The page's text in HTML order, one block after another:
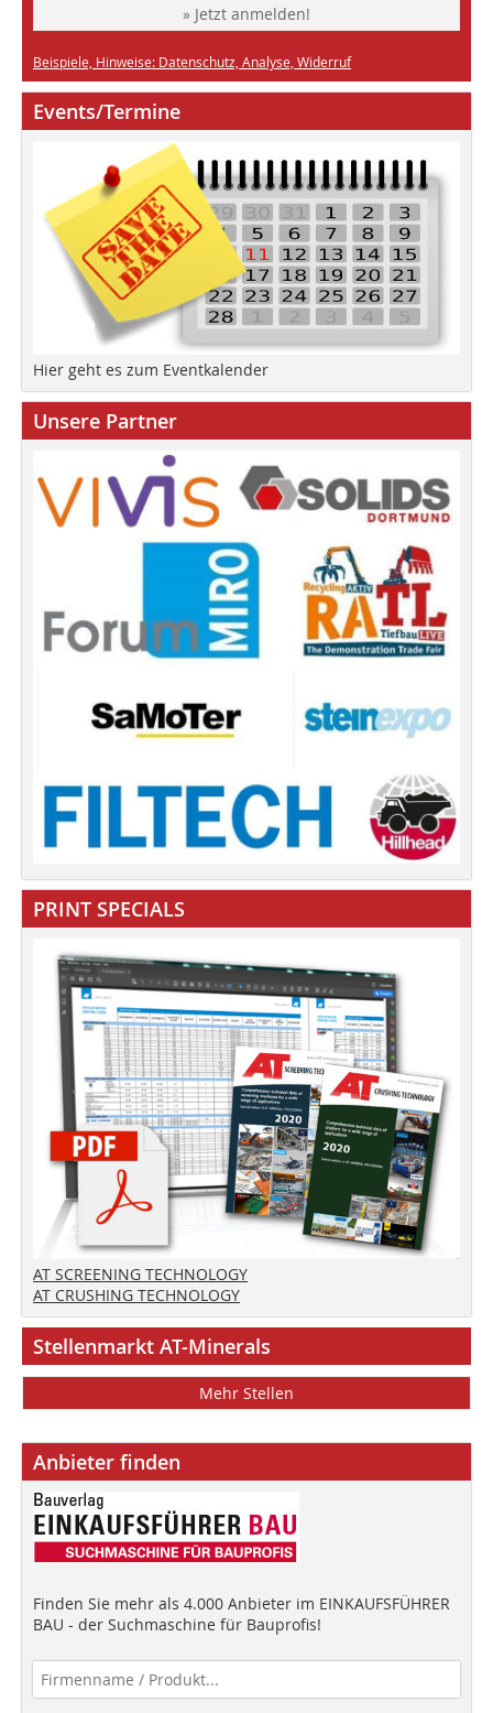
» Jetzt anmelden!
Beispiele, Hinweise: Datenschutz, Analyse, Widerruf
Events/Termine
Hier geht es zum Eventkalender
Unsere Partner
PRINT SPECIALS
AT SCREENING TECHNOLOGY
AT CRUSHING TECHNOLOGY
Stellenmarkt AT-Minerals
Mehr Stellen
Anbieter finden
Finden Sie mehr als 4.000 Anbieter im EINKAUFSFÜHRER
BAU - der Suchmaschine für Bauprofis!